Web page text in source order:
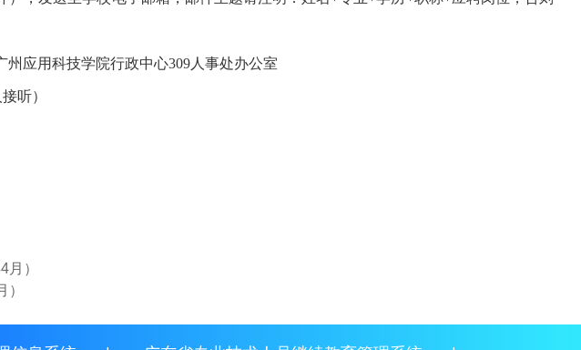
应用科技学院行政中心309人事处办公室
听）
）